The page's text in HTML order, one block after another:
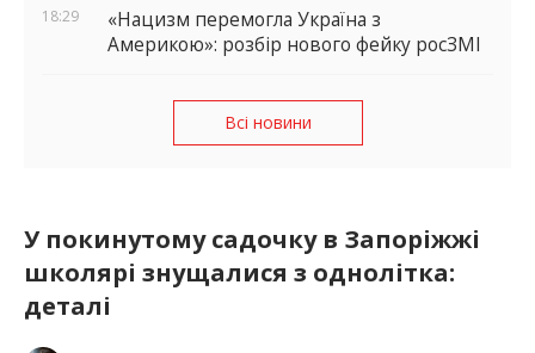
18:29
«Нацизм перемогла Україна з
Америкою»: розбір нового фейку росЗМІ
Всі новини
У покинутому садочку в Запоріжжі
школярі знущалися з однолітка:
деталі